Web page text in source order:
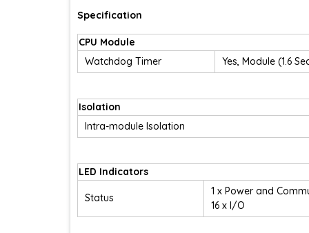
Specification
CPU Module
Watchdog Timer
Yes, Module (1.6
Isolation
Intra-module Isolation
LED Indicators
Status
1 x Power and
16 x I/O